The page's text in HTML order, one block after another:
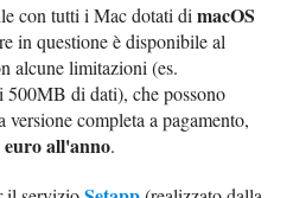
con tutti i Mac dotati dimacOS
in questione è disponibile al
alcune limitazioni (es.
di dati), che possono
versione completa a pagamento,
euro all'anno.